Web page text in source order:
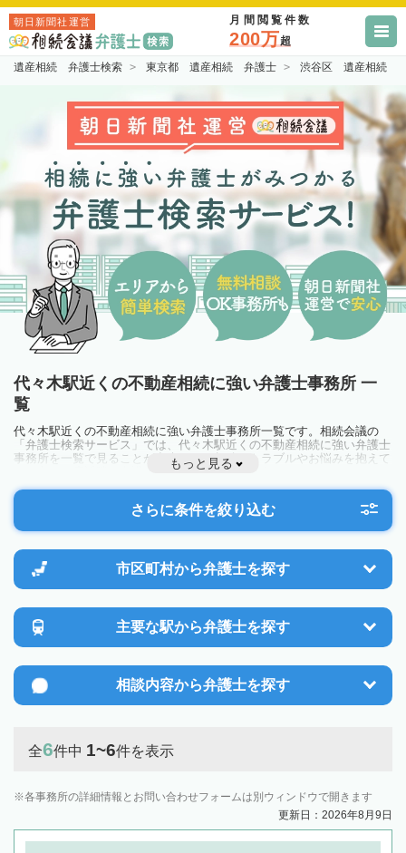
朝日新聞社運営 月間閲覧件数
200万超
遺産相続 弁護士検索 東京都 遺産相続 弁護士 渋谷区 遺産相続
代々木駅近くの不動産相続に強い弁護士事務所 一
覧
代々木駅近くの不動産相続に強い弁護士事務所一覧です。相続会議の
「弁護士検索サービス」では、代々木駅近くの不動産相続に強い弁護士
事務所を一覧で見ることが出来ます。相続のトラブルやお悩みを抱えて
いる方は一度近隣の弁護士に相談してみましょう。
もっと見る
さらに条件を絞り込む
市区町村から弁護士を探す
主要な駅から弁護士を探す
相談内容から弁護士を探す
全6件中 1~6件を表示
各事務所の詳細情報とお問い合わせフォームは別ウィンドウで開きます
更新日：2026年8月9日